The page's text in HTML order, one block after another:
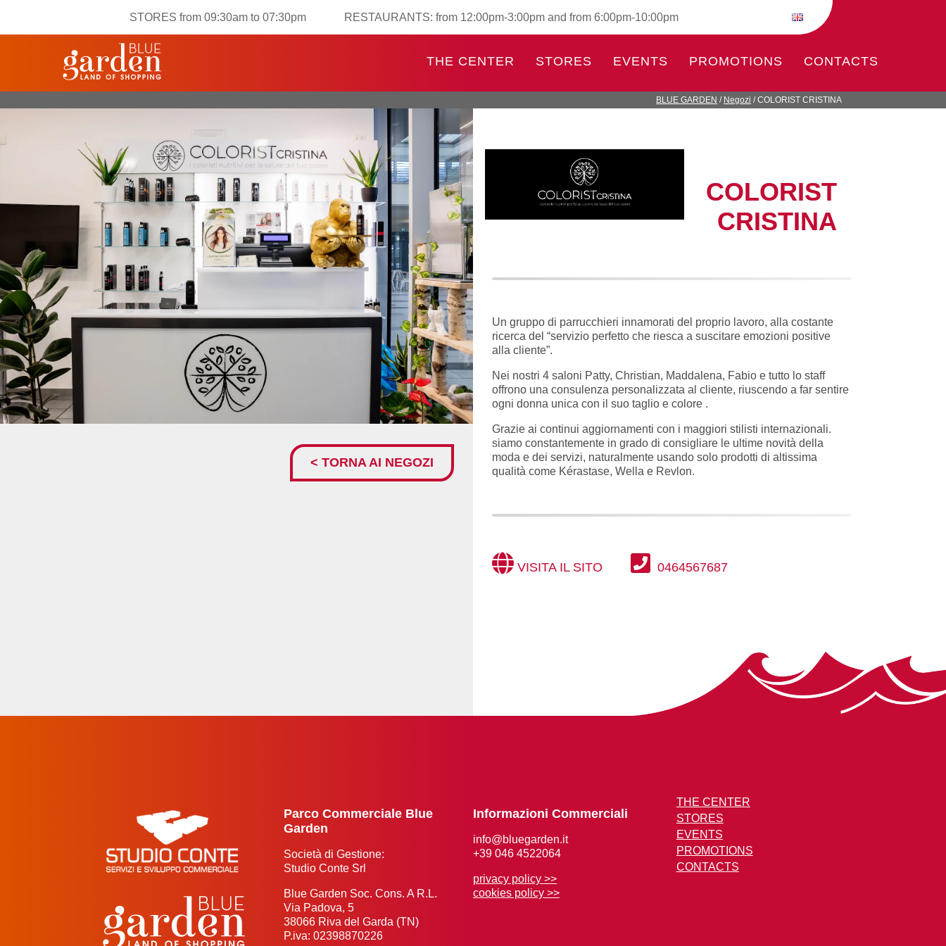
STORES from 09:30am to 07:30pm RESTAURANTS: from 12:00pm-3:00pm and from 6:00pm-10:00pm
THE CENTER STORES EVENTS PROMOTIONS CONTACTS
BLUE GARDEN / Negozi /COLORIST CRISTINA
< TORNA AI NEGOZI
COLORIST
CRISTINA
Un gruppo di parrucchieri innamorati del proprio lavoro, alla costante
ricerca del “servizio perfetto che riesca a suscitare emozioni positive
alla cliente”.
Nei nostri 4 saloni Patty, Christian, Maddalena, Fabio e tutto lo staff
offrono una consulenza personalizzata al cliente, riuscendo a far sentire
ogni donna unica con il suo taglio e colore .
Grazie ai continui aggiornamenti con i maggiori stilisti internazionali.
siamo constantemente in grado di consigliare le ultime novità della
moda e dei servizi, naturalmente usando solo prodotti di altissima
qualità come Kérastase, Wella e Revlon.
VISITA IL SITO 0464567687
Parco Commerciale Blue
Garden
Società di Gestione:
Studio Conte Srl
Blue Garden Soc. Cons. A R.L.
Via Padova, 5
38066 Riva del Garda (TN)
P.iva: 02398870226
Informazioni Commerciali
info@bluegarden.it
+39 046 4522064
privacy policy >>
cookies policy >>
THE CENTER
STORES
EVENTS
PROMOTIONS
CONTACTS